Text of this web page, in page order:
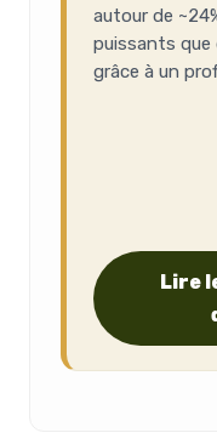
autour de
puissants que
grâce à un
Lire